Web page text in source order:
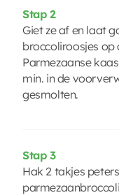
Stap 2
Giet ze af en laat
broccoliroosjes op
Parmezaanse
min. in de
gesmolten.
Stap 3
Hak 2 takjes